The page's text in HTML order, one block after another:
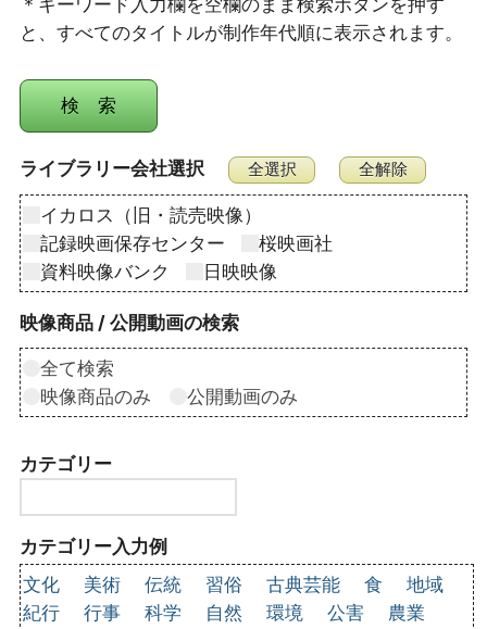
＊キーワード入力欄を空欄のまま検索ボタンを押す
と、すべてのタイトルが制作年代順に表示されます。
ライブラリー会社選択
イカロス（旧・読売映像）
記録映画保存センター
桜映画社
資料映像バンク
日映映像
映像商品 / 公開動画の検索
全て検索
映像商品のみ
公開動画のみ
カテゴリー
カテゴリー入力例
文化
美術 伝統 習俗 古典芸能 食
地域
紀行
行事 科学 自然 環境 公害
農業